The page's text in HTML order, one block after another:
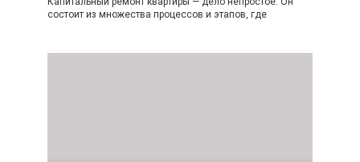
состоит из множества процессов и этапов, где